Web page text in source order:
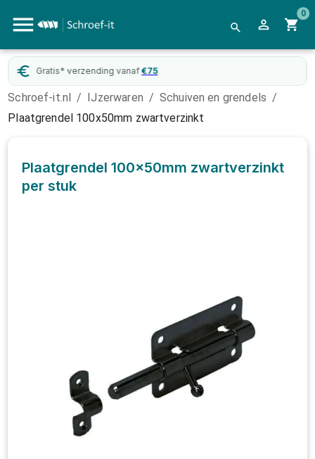
0
Gratis* verzending vanaf €75
Schroef-it.nl / IJzerwaren / Schuiven en grendels /
Plaatgrendel 100x50mm zwartverzinkt
Plaatgrendel 100x50mm zwartverzinkt
per stuk